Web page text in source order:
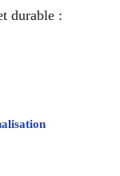
durable :